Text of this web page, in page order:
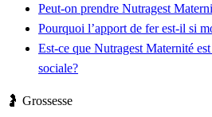
Peut-on prendre Nutragest
Pourquoi l’apport de fer est-il si
Est-ce que Nutragest Maternité
sociale?
🤰 Grossesse